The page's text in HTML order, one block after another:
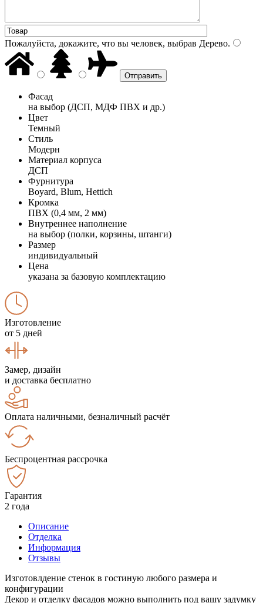
Пожалуйста, докажите, что вы человек, выбрав Дерево.
Фасад
на выбор (ДСП, МДФ ПВХ и др.)
Цвет
Темный
Стиль
Модерн
Материал корпуса
ДСП
Фурнитура
Boyard, Blum, Hettich
Кромка
ПВХ (0,4 мм, 2 мм)
Внутреннее наполнение
на выбор (полки, корзины, штанги)
Размер
индивидуальный
Цена
указана за базовую комплектацию
Изготовление
от 5 дней
Замер, дизайн
и доставка бесплатно
Оплата наличными, безналичный расчёт
Беспроцентная рассрочка
Гарантия
2 года
Описание
Отделка
Информация
Отзывы
Изготовлдение стенок в гостиную любого размера и
конфигурации
Декор и отделку фасадов можно выполнить под вашу задумку